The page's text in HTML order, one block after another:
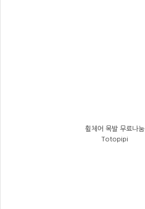
휠체어 목발 무료나눔
Totopipi